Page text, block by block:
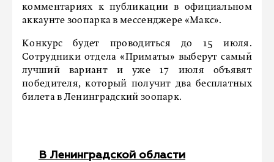
комментариях к публикации в официальном
аккаунте зоопарка в мессенджере «Макс».
Конкурс будет проводиться до 15 июля.
Сотрудники отдела «Приматы» выберут самый
лучший вариант и уже 17 июля объявят
победителя, который получит два бесплатных
билета в Ленинградский зоопарк.
В Ленинградской области